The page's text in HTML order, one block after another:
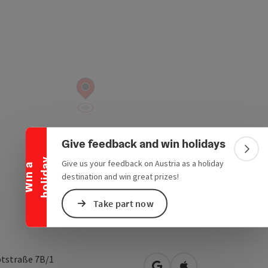
W
i
n
a
h
o
l
i
d
a y
Collapse banner Give feedback and win holidays
Give us your feedback on Austria as a holiday
destination and win great prizes!
Take part now
7B/1